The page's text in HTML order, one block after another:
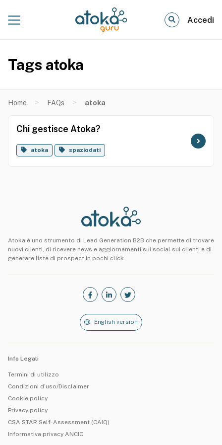
Accedi
Tags atoka
Home > FAQs > atoka
Chi gestisce Atoka?
atoka spaziodati
Atoka è uno strumento di Lead Generation B2B che permette di trovare
nuovi clienti, di ricevere news e aggiornamenti sui social sui clienti e di
generare liste di prospect in pochi click.
English version
Info Legali
Termini di utilizzo
Condizioni d’uso/Disclaimer
Cookie policy
Privacy policy
CSA STAR Self-Assessment (CAIQ)
Informativa privacy ANCIC